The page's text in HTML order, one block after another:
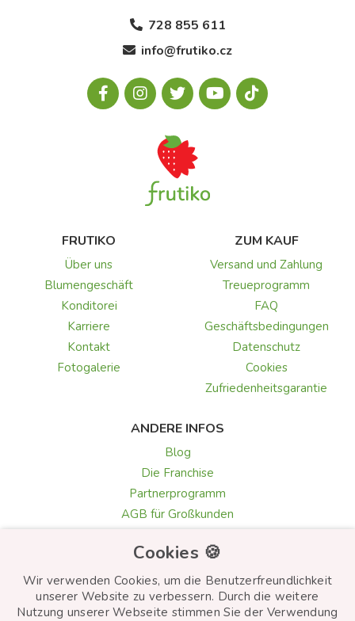
728 855 611
info@frutiko.cz
FRUTIKO
Über uns
Blumengeschäft
Konditorei
Karriere
Kontakt
Fotogalerie
ZUM KAUF
Versand und Zahlung
Treueprogramm
FAQ
Geschäftsbedingungen
Datenschutz
Cookies
Zufriedenheitsgarantie
ANDERE INFOS
Blog
Die Franchise
Partnerprogramm
AGB für Großkunden
Texte für Grußkarten
Auswahl der Blumen
Cookies 🍪
Wir verwenden Cookies, um die Benutzerfreundlichkeit
unserer Website zu verbessern. Durch die weitere
Nutzung unserer Webseite stimmen Sie der Verwendung